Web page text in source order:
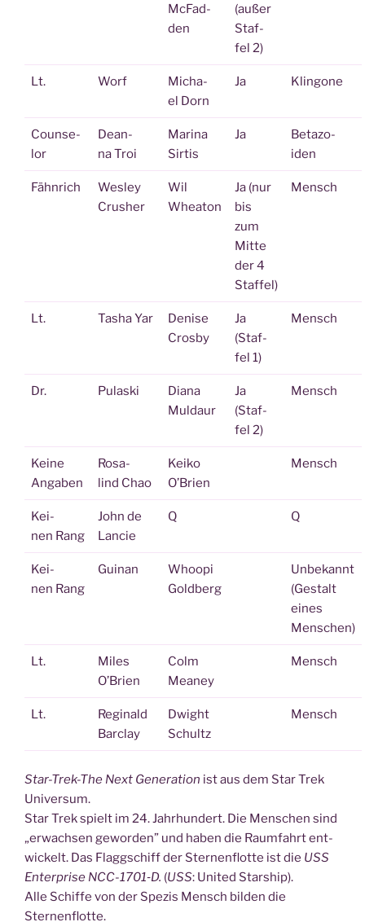
McFad­
den
(außer
Staf­
fel 2)
Lt. Worf
Micha­
el Dorn
Ja Klin­go­ne
Coun­se­
lor
Dean­
na Troi
Mari­na
Sirtis
Ja
Beta­zo­
iden
Fähn­rich
Wes­ley
Crusher
Wil
Whea­ton
Ja (nur
bis
zum
Mit­te
der 4
Staffel)
Mensch
Lt. Tasha Yar
Deni­se
Crosby
Ja
(Staf­
fel 1)
Mensch
Dr. Pula­ski
Dia­na
Muldaur
Ja
(Staf­
fel 2)
Mensch
Kei­ne
Angaben
Rosa­
lind Chao
Kei­ko
O’Brien
Mensch
Kei­
nen Rang
John de
Lancie
Q Q
Kei­
nen Rang
Guinan
Who­o­pi
Goldberg
Unbe­kannt
(Gestalt
eines
Menschen)
Lt.
Miles
O’Bri­en
Colm
Meaney
Mensch
Lt.
Regi­nald
Barclay
Dwight
Schultz
Mensch
Star-Trek-The Next Gene­ra­ti­on ist aus dem Star Trek
Universum.
Star Trek spielt im 24. Jahr­hun­dert. Die Men­schen sind
„erwach­sen gewor­den” und haben die Raum­fahrt ent­
wi­ckelt. Das Flagg­schiff der Ster­nen­flot­te ist die USS
Enter­pri­se NCC-1701‑D. (USS: United Starship).
Alle Schif­fe von der Spe­zis Mensch bil­den die
Sternenflotte.